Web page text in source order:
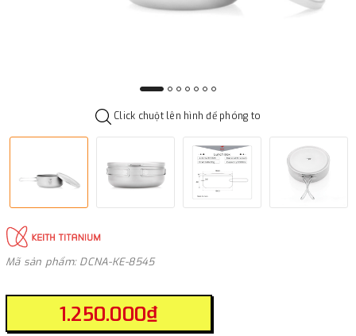
Click chuột lên hình để phóng to
Mã sản phẩm: DCNA-KE-8545
1.250.000₫